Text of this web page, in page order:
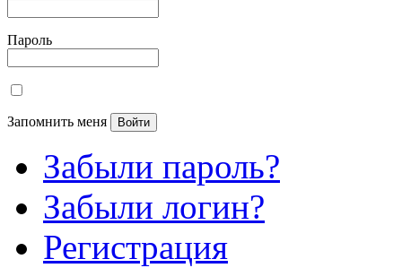
Пароль
Запомнить меня
Забыли пароль?
Забыли логин?
Регистрация